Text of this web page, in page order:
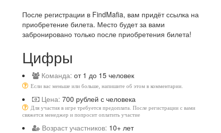
После регистрации в FindMafia, вам придёт ссылка на
приобретение билета. Место будет за вами
забронировано только после приобретения билета!
Цифры
Команда: от 1 до 15 человек
Если вас меньше или больше, напишите об этом в комментарии.
Цена: 700 рублей с человека
Для участия в игре требуется предоплата. После регистрации с вами
свяжется менеджер и попросит оплатить участие
Возраст участников: 10+ лет